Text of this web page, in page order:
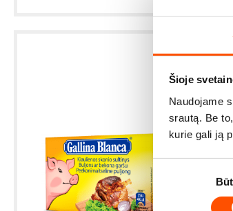
Šioje
Naudojame
srautą. Be
kurie gali ją
Sutikimo
pasirinkimas